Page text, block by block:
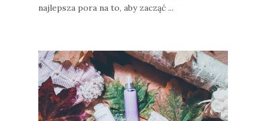
najlepsza pora na to, aby zacząć ...